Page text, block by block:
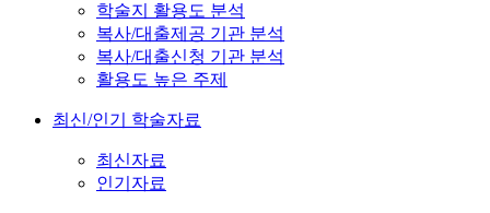
학술지 활용도 분석
복사/대출제공 기관 분석
복사/대출신청 기관 분석
활용도 높은 주제
최신/인기 학술자료
최신자료
인기자료